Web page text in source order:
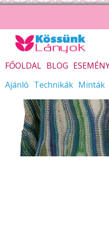
FŐOLDAL BLOG
Ajánló Technikák Minták